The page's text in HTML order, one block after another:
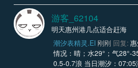
游客_62104
明天惠州港几点适合赶海
潮汐表精灵.EI 刚刚 回复:
情况：晴；水29°；气28°-
0.5-0.7浪 当日潮汐：